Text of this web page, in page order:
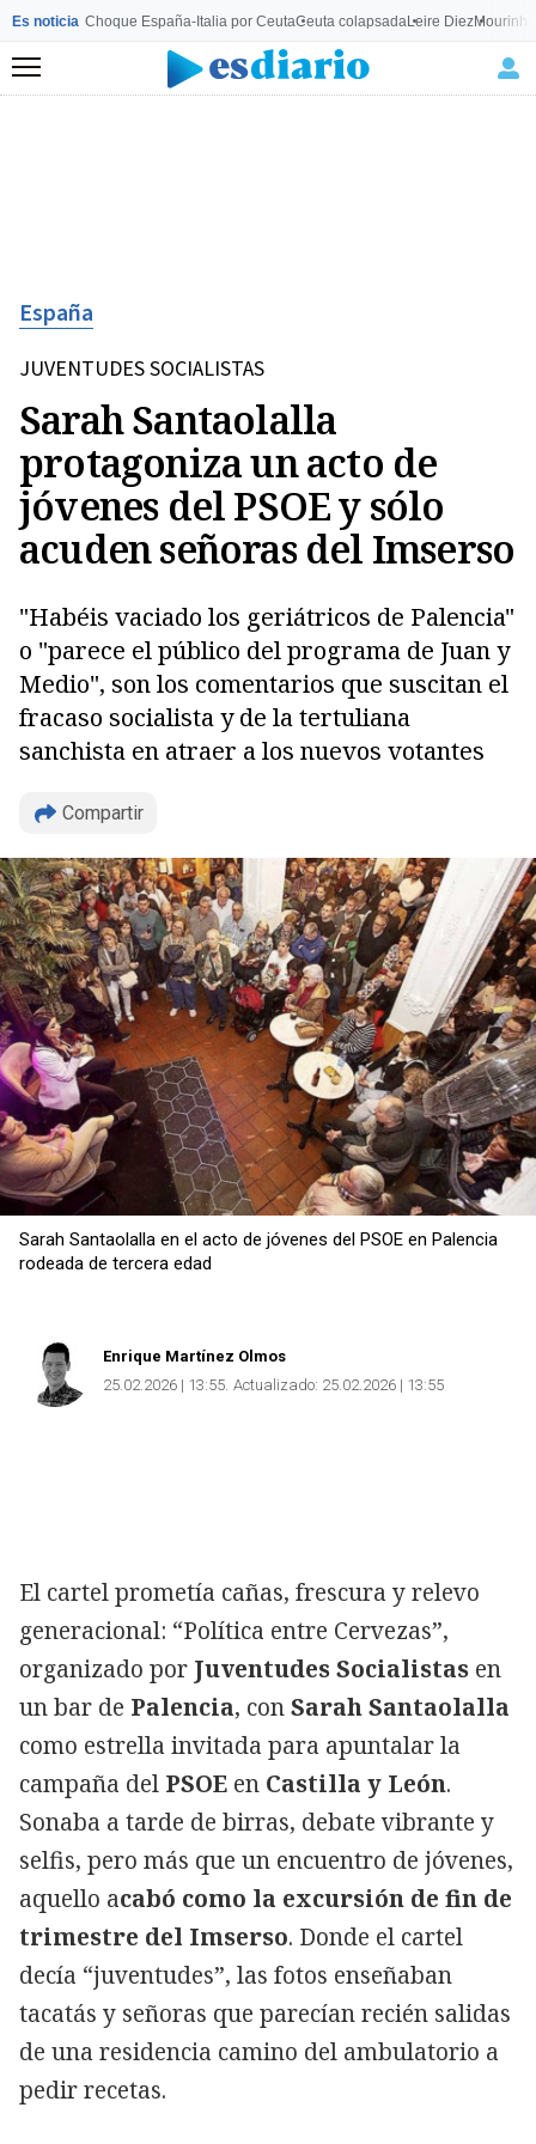
Es noticia Choque España-Italia por CeutaCeuta colapsadaLeire Diez
Menú
España
JUVENTUDES SOCIALISTAS
Sarah Santaolalla
protagoniza un acto de
jóvenes del PSOE y sólo
acuden señoras del Imserso
"Habéis vaciado los geriátricos de Palencia"
o "parece el público del programa de Juan y
Medio", son los comentarios que suscitan el
fracaso socialista y de la tertuliana
sanchista en atraer a los nuevos votantes
Compartir
Copiar
Sarah Santaolalla en el acto de jóvenes del PSOE en Palencia
rodeada de tercera edad
Enrique Martínez Olmos
25.02.2026 | 13:55 Actualizado: 25.02.2026 | 13:55
El cartel prometía cañas, frescura y relevo
generacional: “Política entre Cervezas”,
organizado por Juventudes Socialistas en
un bar de Palencia, conSarah Santaolalla
como estrella invitada para apuntalar la
campaña del PSOE en Castilla y León.
Sonaba a tarde de birras, debate vibrante y
selfis, pero más que un encuentro de jóvenes,
aquello acabó como la excursión de fin de
trimestre del Imserso. Donde el cartel
decía “juventudes”, las fotos enseñaban
tacatás y señoras que parecían recién salidas
de una residencia camino del ambulatorio a
pedir recetas.